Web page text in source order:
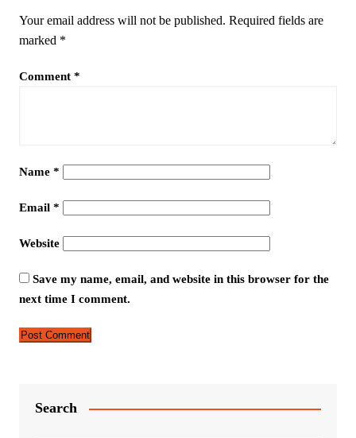
Your email address will not be published. Required fields are
marked *
Comment *
Name *
Email *
Website
Save my name, email, and website in this browser for the
next time I comment.
Search